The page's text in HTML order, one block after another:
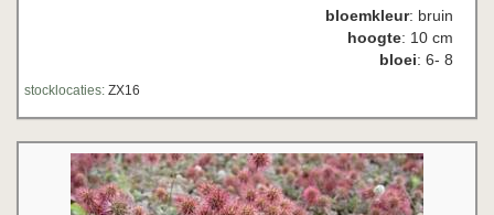
bloemkleur: bruin
hoogte: 10 cm
bloei: 6- 8
stocklocaties: ZX16